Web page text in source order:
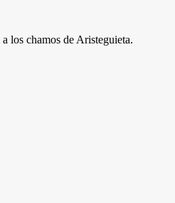
los chamos de Aristeguieta.